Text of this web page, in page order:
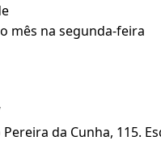
mês na segunda-feira
da Cunha, 115.